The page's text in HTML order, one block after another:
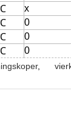
x
0
0
0
,